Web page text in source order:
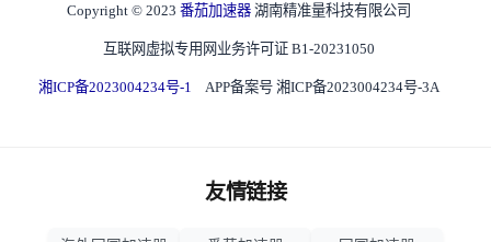
Copyright © 2023 番茄加速器 湖南精准量科技有限公司
互联网虚拟专用网业务许可证 B1-20231050
湘ICP备2023004234号-1 APP备案号 湘ICP备2023004234号-3A
友情链接